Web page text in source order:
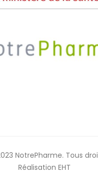
NotrePharme. Tous
Réalisation EHT